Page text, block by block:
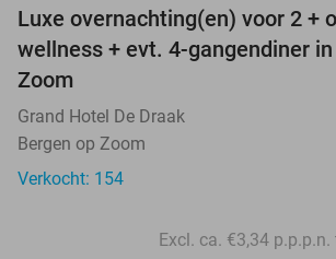
Luxe overnachting(en) voor 2 +
wellness + evt. 4-gangendiner
Zoom
Grand Hotel De Draak
Bergen op Zoom
Verkocht: 154
Excl. ca. €3,34